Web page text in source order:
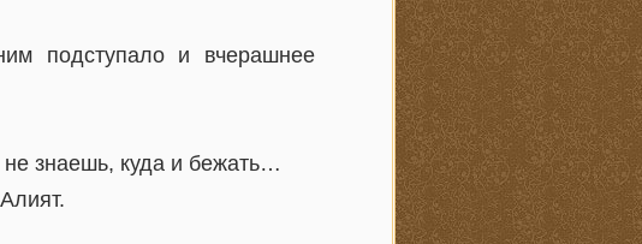
подступало и вчерашнее
знаешь, куда и бежать…